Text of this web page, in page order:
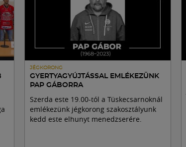
JÉGKORONG
GYERTYAGYÚJTÁSSAL EMLÉKEZÜNK
PAP GÁBORRA
Szerda este 19.00-tól a Tüskecsarnoknál
emlékezünk jégkorong szakosztályunk
kedd este elhunyt menedzserére.